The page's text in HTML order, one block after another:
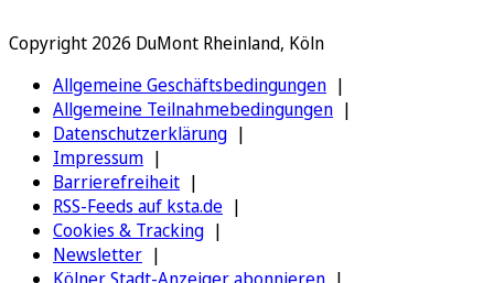
Copyright 2026 DuMont Rheinland, Köln
Allgemeine Geschäftsbedingungen
Allgemeine Teilnahmebedingungen
Datenschutzerklärung
Impressum
Barrierefreiheit
RSS-Feeds auf ksta.de
Cookies & Tracking
Newsletter